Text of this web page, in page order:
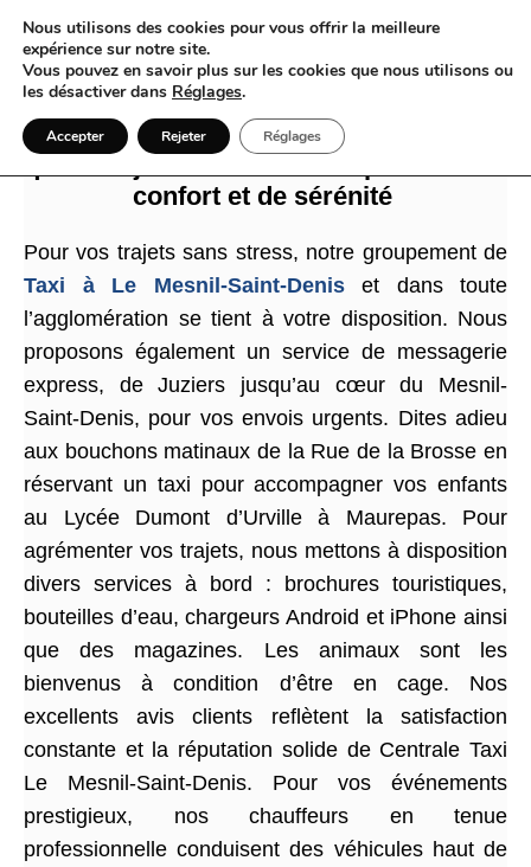
Taxi Le Mesnil-Saint-Denis bien plus
confort et de sérénité
Pour vos trajets sans stress, notre groupement de
Taxi à Le Mesnil-Saint-Deniset dans toute
l’agglomération se tient à votre disposition. Nous
proposons également un service de messagerie
express, de Juziers jusqu’au cœur du Mesnil-
Saint-Denis, pour vos envois urgents. Dites adieu
aux bouchons matinaux de la Rue de la Brosse en
réservant un taxi pour accompagner vos enfants
au Lycée Dumont d’Urville à Maurepas. Pour
agrémenter vos trajets, nous mettons à disposition
divers services à bord : brochures touristiques,
bouteilles d’eau, chargeurs Android et iPhone ainsi
que des magazines. Les animaux sont les
bienvenus à condition d’être en cage. Nos
excellents avis clients reflètent la satisfaction
constante et la réputation solide de Centrale Taxi
Le Mesnil-Saint-Denis. Pour vos événements
prestigieux, nos chauffeurs en tenue
professionnelle conduisent des véhicules haut de
Nous utilisons des cookies pour vous offrir la meilleure
expérience sur notre site.
Vous pouvez en savoir plus sur les cookies que nous utilisons ou
les désactiver dans Réglages.
Accepter Rejeter Réglages